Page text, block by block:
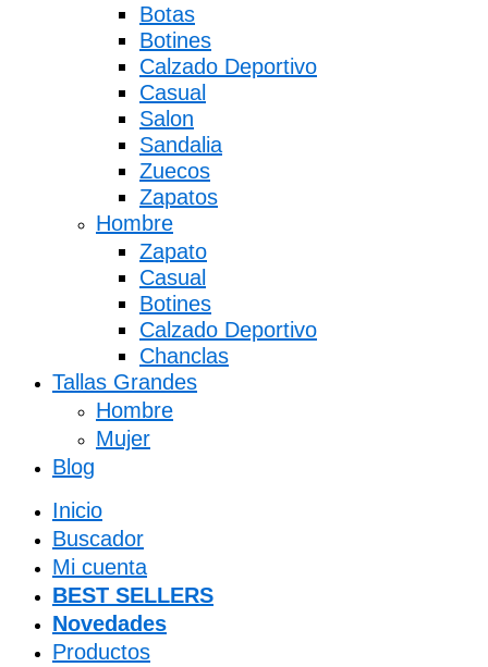
Botas
Botines
Calzado Deportivo
Casual
Salon
Sandalia
Zuecos
Zapatos
Hombre
Zapato
Casual
Botines
Calzado Deportivo
Chanclas
Tallas Grandes
Hombre
Mujer
Blog
Inicio
Buscador
Mi cuenta
BEST SELLERS
Novedades
Productos